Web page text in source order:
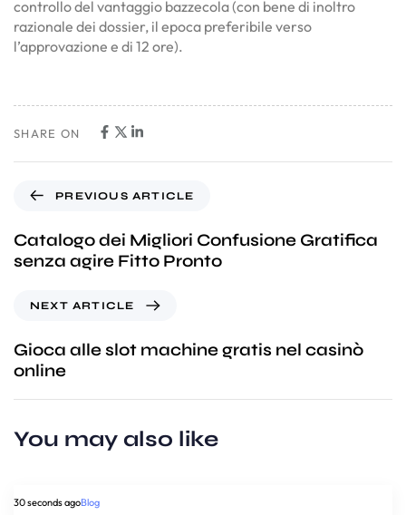
controllo del vantaggio bazzecola (con bene di inoltro
razionale dei dossier, il epoca preferibile verso
l’approvazione e di 12 ore).
SHARE ON
PREVIOUS ARTICLE
Catalogo dei Migliori Confusione Gratifica
senza agire Fitto Pronto
NEXT ARTICLE
Gioca alle slot machine gratis nel casinò
online
You may also like
30 seconds agoBlog